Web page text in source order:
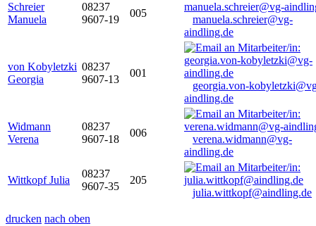
Schreier
Manuela
08237
9607-19
005
manuela.schreier@vg-
aindling.de
von Kobyletzki
Georgia
08237
9607-13
001
georgia.von-
aindling.de
Widmann
Verena
08237
9607-18
006
verena.widmann@vg-
aindling.de
Wittkopf Julia
08237
9607-35
205
julia.wittkopf@aindling.de
drucken nach oben